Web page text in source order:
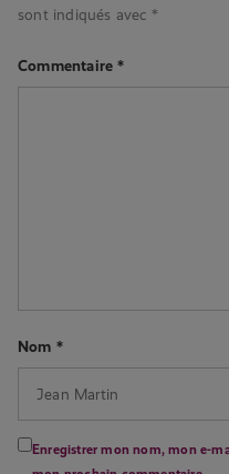
sont indiqués avec *
Commentaire*
Nom *
Enregistrer mon nom, mon e-